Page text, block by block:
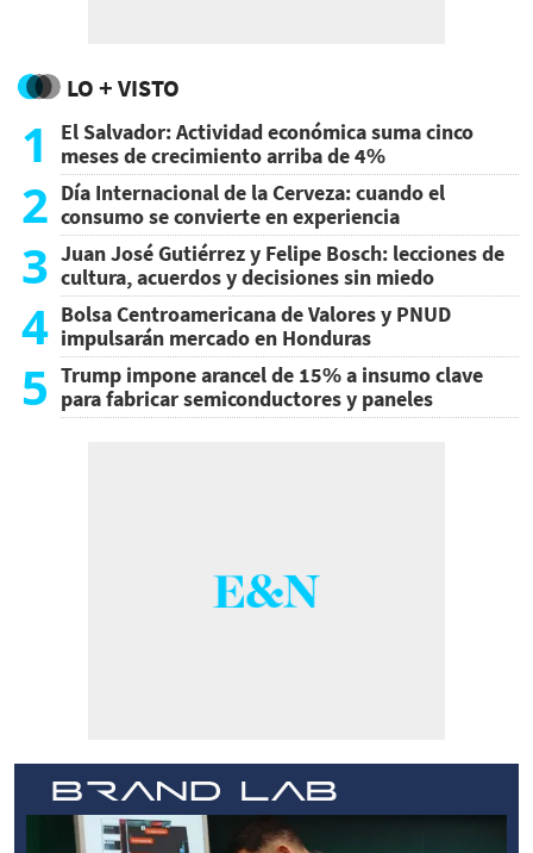
LO + VISTO
1
El Salvador: Actividad económica suma cinco
meses de crecimiento arriba de 4%
2 Día Internacional de la Cerveza: cuando el
consumo se convierte en experiencia
3 Juan José Gutiérrez y Felipe Bosch: lecciones de
cultura, acuerdos y decisiones sin miedo
4 Bolsa Centroamericana de Valores y PNUD
impulsarán mercado en Honduras
5 Trump impone arancel de 15% a insumo clave
para fabricar semiconductores y paneles